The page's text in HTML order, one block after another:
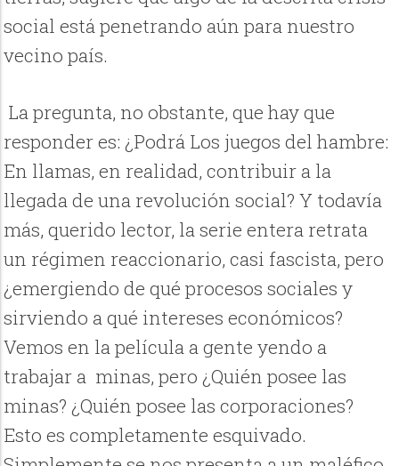
social está penetrando aún para nuestro
vecino país.
La pregunta, no obstante, que hay que
responder es: ¿Podrá Los juegos del hambre:
En llamas, en realidad, contribuir a la
llegada de una revolución social? Y todavía
más, querido lector, la serie entera retrata
un régimen reaccionario, casi fascista, pero
¿emergiendo de qué procesos sociales y
sirviendo a qué intereses económicos?
Vemos en la película a gente yendo a
trabajar a minas, pero ¿Quién posee las
minas? ¿Quién posee las corporaciones?
Esto es completamente esquivado.